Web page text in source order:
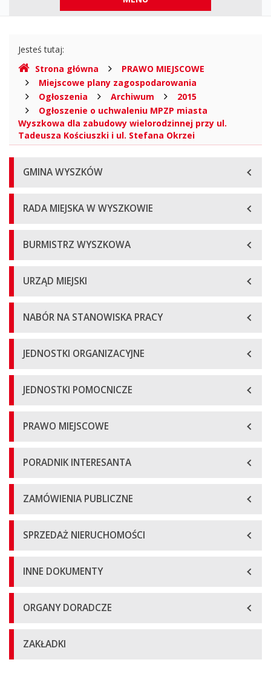
Gdzie
jesteśmy
Jesteś tutaj:
Strona główna
PRAWO MIEJSCOWE
Miejscowe plany zagospodarowania
Ogłoszenia
Archiwum
2015
Ogłoszenie o uchwaleniu MPZP miasta
Wyszkowa dla zabudowy wielorodzinnej przy ul.
Tadeusza Kościuszki i ul. Stefana Okrzei
Menu
główne
GMINA WYSZKÓW
RADA MIEJSKA W WYSZKOWIE
BURMISTRZ WYSZKOWA
URZĄD MIEJSKI
NABÓR NA STANOWISKA PRACY
JEDNOSTKI ORGANIZACYJNE
JEDNOSTKI POMOCNICZE
PRAWO MIEJSCOWE
PORADNIK INTERESANTA
ZAMÓWIENIA PUBLICZNE
SPRZEDAŻ NIERUCHOMOŚCI
INNE DOKUMENTY
ORGANY DORADCZE
ZAKŁADKI